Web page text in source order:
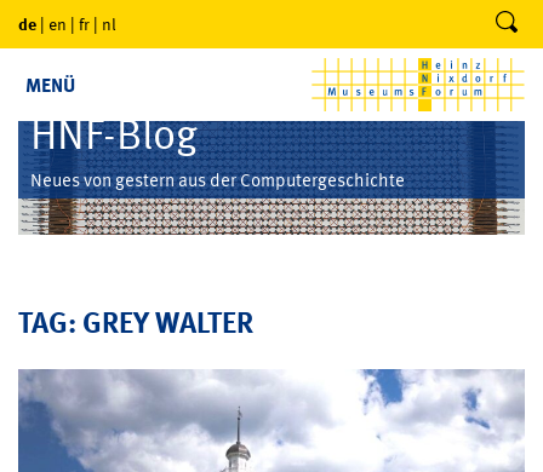
de | en | fr | nl
MENÜ
HNF-Blog
Neues von gestern aus der Computergeschichte
TAG: GREY WALTER